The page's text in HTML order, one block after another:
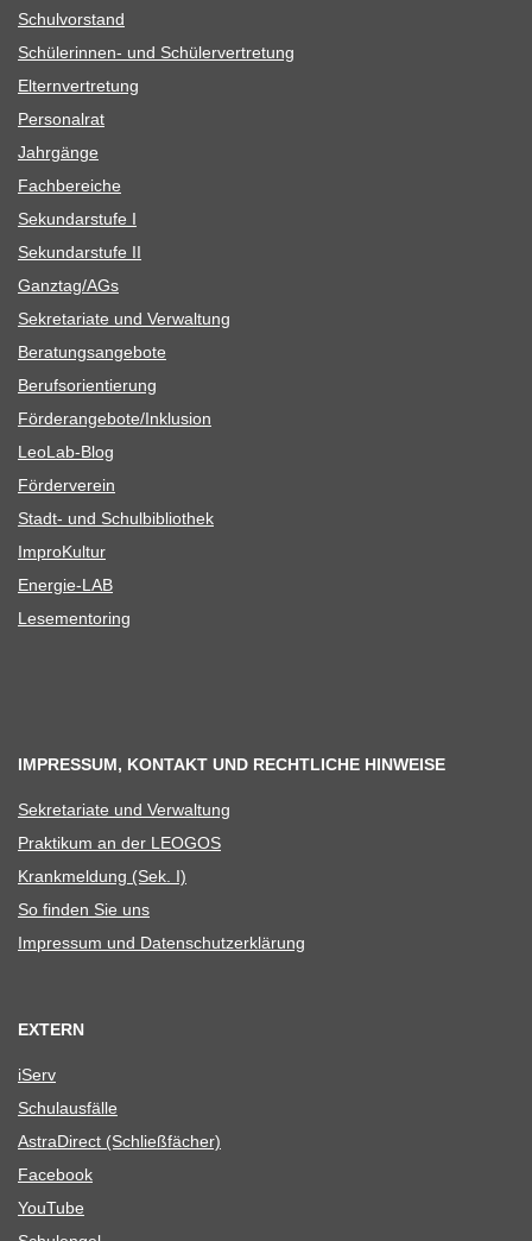
Schul­vor­stand
Schü­le­rin­nen- und Schülervertretung
Eltern­ver­tre­tung
Per­so­nal­rat
Jahr­gänge
Fach­be­rei­che
Sekun­dar­stufe I
Sekun­dar­stufe II
Ganztag/​​AGs
Sekre­ta­riate und Verwaltung
Bera­tungs­an­ge­bote
Berufs­ori­en­tie­rung
Förderangebote/​​Inklusion
Leo­Lab-Blog
För­der­ver­ein
Stadt- und Schulbibliothek
Impro­Kul­tur
Ener­­gie-LAB
Lese­men­to­ring
IMPRESSUM, KONTAKT UND RECHTLICHE HINWEISE
Sekre­ta­riate und Verwaltung
Prak­ti­kum an der LEOGOS
Krank­mel­dung (Sek. I)
So fin­den Sie uns
Impres­sum und Datenschutzerklärung
EXTERN
iServ
Schul­aus­fälle
Astra­Di­rect (Schließ­fä­cher)
Face­book
You­Tube